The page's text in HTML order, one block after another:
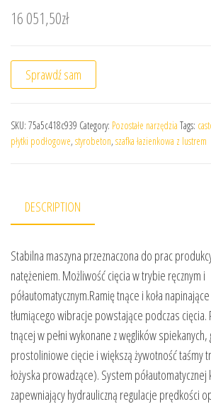
16 051,50zł
Sprawdź sam
SKU: 75a5c418c939 Category: Pozostałe narzędzia Tags:
płytki podłogowe, styrobeton, szafka łazienkowa z lustrem
DESCRIPTION
Stabilna maszyna przeznaczona do prac
natężeniem. Możliwość cięcia w trybie ręcznym i
półautomatycznym.Ramię tnące i koła
tłumiącego wibracje powstające podczas
tnącej w pełni wykonane z węglików
prostoliniowe cięcie i większą żywotność taśmy
łożyska prowadzące). System półautomatycznej
zapewniający hydrauliczną regulacje prędkości